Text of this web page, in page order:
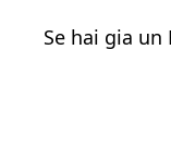
Se hai gia